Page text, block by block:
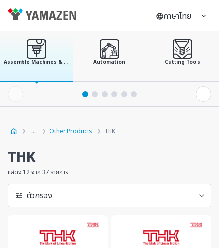
ภาษาไทย
Assemble Machines & Tools Automation Cutting Tools
Other Products THK
THK
แสดง 12 จาก 37 รายการ
ตัวกรอง